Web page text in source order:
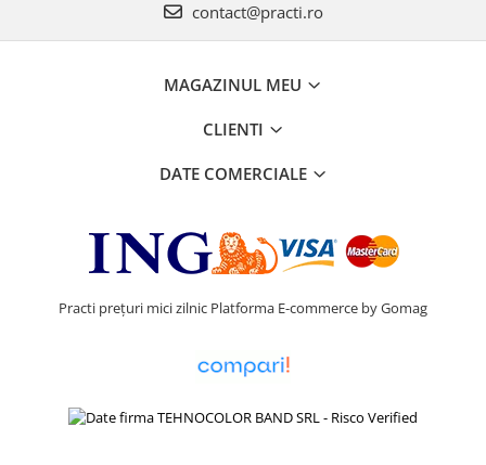
contact@practi.ro
MAGAZINUL MEU
CLIENTI
DATE COMERCIALE
Practi prețuri mici zilnic Platforma E-commerce by Gomag